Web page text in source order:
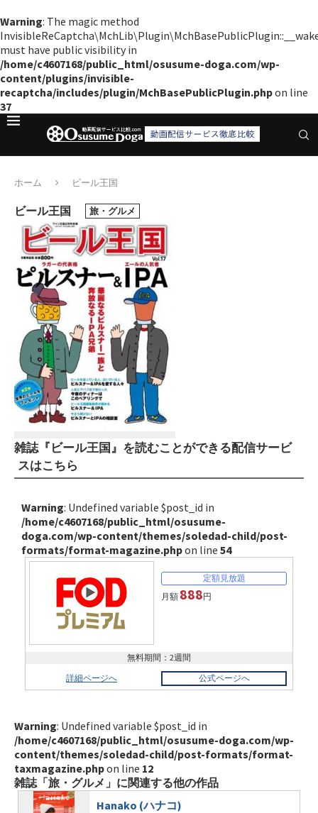
Warning: The magic method
must have public visibility in
/home/c4607168/public_html/osusume-doga.com/wp-
content/plugins/invisible-
recaptcha/includes/plugin/MchBasePublicPlugin.phpon line
37
ホーム ビール王国
ビール王国 旅・グルメ
雑誌『ビール王国』を読むことができる配信サービ
スはこちら
Warning: Undefined variable $post_id in
/home/c4607168/public_html/osusume-
doga.com/wp-content/themes/soledad-child/post-
formats/format-magazine.phpon line 54
月額 888円
無料期間：2週間
詳細ページへ
公式ページへ
Warning: Undefined variable $post_id in
/home/c4607168/public_html/osusume-doga.com/wp-
content/themes/soledad-child/post-formats/format-
taxmagazine.phpon line 12
雑誌「旅・グルメ」に関連する他の作品
Hanako (ハナコ)